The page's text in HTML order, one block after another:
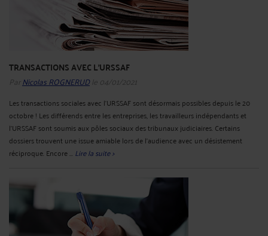
TRANSACTIONS AVEC L'URSSAF
Par Nicolas ROGNERUDle 04/01/2021
Les transactions sociales avec l’URSSAF sont désormais possibles depuis le 20
octobre ! Les différends entre les entreprises, les travailleurs indépendants et
l’URSSAF sont soumis aux pôles sociaux des tribunaux judiciaires. Certains
dossiers trouvent une issue amiable lors de l’audience avec un désistement
réciproque. Encore ... Lire la suite >